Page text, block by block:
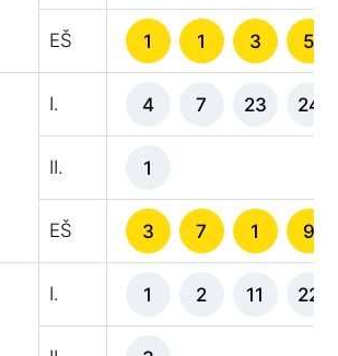
EŠ 1 1 3 5
I. 4 7 23 24
II. 1
EŠ 3 7 1 9
I. 1 2 11 22